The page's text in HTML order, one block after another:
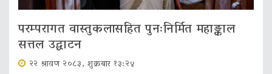
परम्परागत वास्तुकलासहित पुनःनिर्मित महाङ्काल
सत्तल उद्घाटन
२२ श्रावण २०८३, शुक्रबार १३:२४